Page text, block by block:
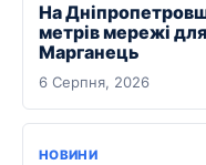
На
метрів мережі
Марганець
6 Серпня, 2026
НОВИНИ